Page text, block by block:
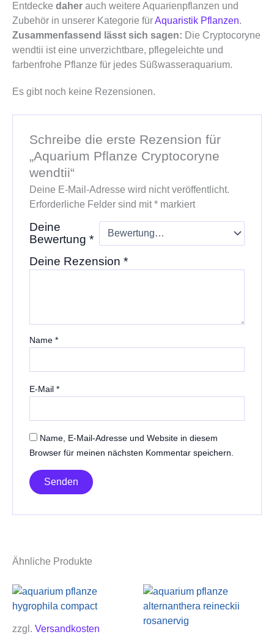
Entdecke daher auch weitere Aquarienpflanzen und
Zubehör in unserer Kategorie fürAquaristik Pflanzen.
Zusammenfassend lässt sich sagen: Die Cryptocoryne
wendtii ist eine unverzichtbare, pflegeleichte und
farbenfrohe Pflanze für jedes Süßwasseraquarium.
Es gibt noch keine Rezensionen.
Schreibe die erste Rezension für
„Aquarium Pflanze Cryptocoryne
wendtii“
Deine E-Mail-Adresse wird nicht veröffentlicht.
Erforderliche Felder sind mit*markiert
Deine
Bewertung *
Deine Rezension *
Name *
E-Mail *
Name, E-Mail-Adresse und Website in diesem
Browser für meinen nächsten Kommentar speichern.
Ähnliche Produkte
zzgl. Versandkosten